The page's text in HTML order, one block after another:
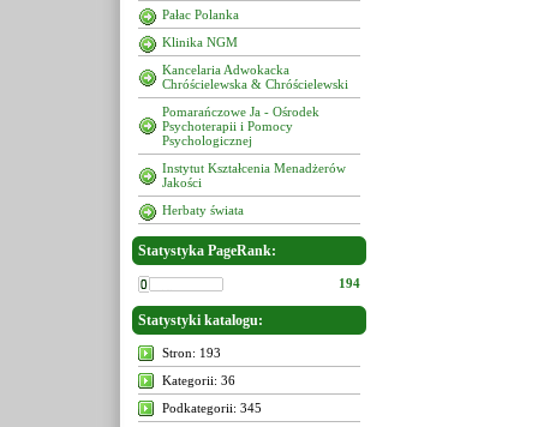
Pałac Polanka
Klinika NGM
Kancelaria Adwokacka
Chróścielewska & Chróścielewski
Pomarańczowe Ja - Ośrodek
Psychoterapii i Pomocy
Psychologicznej
Instytut Kształcenia Menadżerów
Jakości
Herbaty świata
Statystyka PageRank:
194
Statystyki katalogu:
Stron: 193
Kategorii: 36
Podkategorii: 345